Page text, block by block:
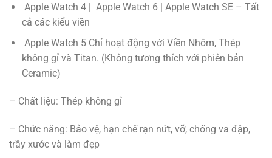
Apple Watch 4 | Apple Watch 6 | Apple Watch SE – Tất
cả các kiểu viền
Apple Watch 5 Chỉ hoạt động với Viền Nhôm, Thép
không gỉ và Titan. (Không tương thích với phiên bản
Ceramic)
– Chất liệu: Thép không gỉ
– Chức năng: Bảo vệ, hạn chế rạn nứt, vỡ, chống va đập,
trầy xước và làm đẹp